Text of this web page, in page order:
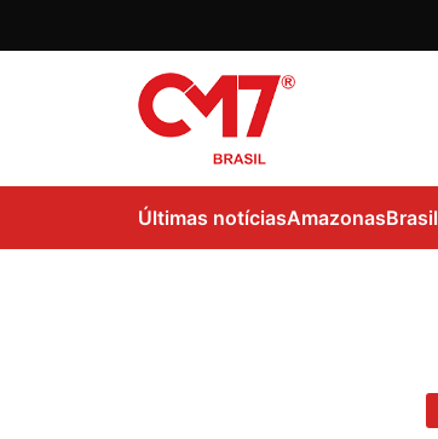
Últimas notíciasAmazonasBrasil